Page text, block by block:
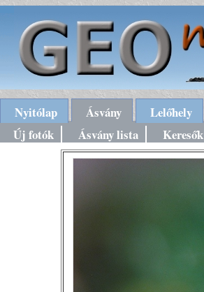
Nyitólap Ásvány Lelőhely
Új fotók
Ásvány lista Keresők